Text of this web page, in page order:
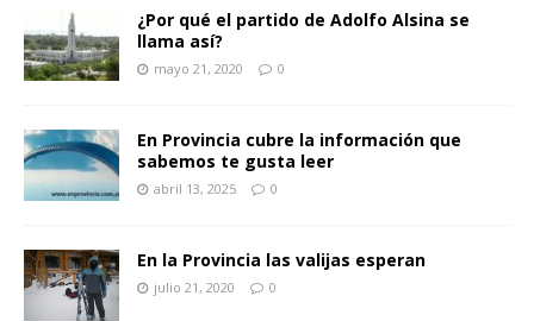
¿Por qué el partido de Adolfo Alsina se
llama así?
mayo 21, 2020 0
En Provincia cubre la información que
sabemos te gusta leer
abril 13, 2025 0
En la Provincia las valijas esperan
julio 21, 2020 0